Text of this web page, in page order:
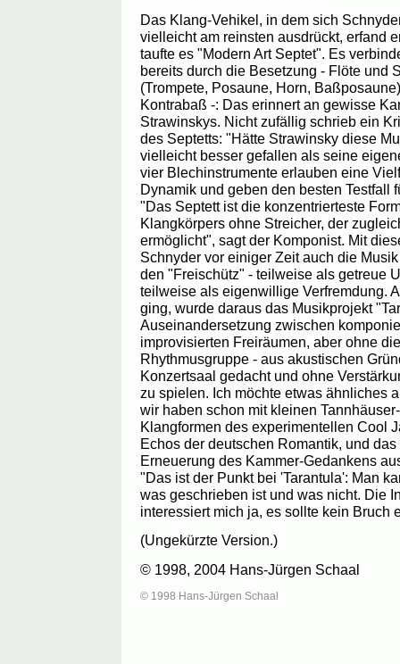
Das Klang-Vehikel, in dem sich
vielleicht am reinsten ausdrückt, erfand
taufte es "Modern Art Septet". Es
bereits durch die Besetzung - Flöte und
(Trompete, Posaune, Horn,
Kontrabaß -: Das erinnert an gewisse
Strawinskys. Nicht zufällig schrieb ein
des Septetts: "Hätte Strawinsky diese
vielleicht besser gefallen als seine
vier Blechinstrumente erlauben eine
Dynamik und geben den besten Testfall
"Das Septett ist die konzentrierteste
Klangkörpers ohne Streicher, der
ermöglicht", sagt der Komponist. Mit
Schnyder vor einiger Zeit auch die
den "Freischütz" - teilweise als getreue
teilweise als eigenwillige Verfremdung.
ging, wurde daraus das Musikprojekt
Auseinandersetzung zwischen
improvisierten Freiräumen, aber ohne
Rhythmusgruppe - aus akustischen
Konzertsaal gedacht und ohne
zu spielen. Ich möchte etwas ähnliches
wir haben schon mit kleinen
Klangformen des experimentellen Cool
Echos der deutschen Romantik, und
Erneuerung des Kammer-Gedankens
"Das ist der Punkt bei 'Tarantula': Man
was geschrieben ist und was nicht. Die
interessiert mich ja, es sollte kein Bruch
(Ungekürzte Version.)
© 1998, 2004 Hans-Jürgen Schaal
© 1998 Hans-Jürgen Schaal